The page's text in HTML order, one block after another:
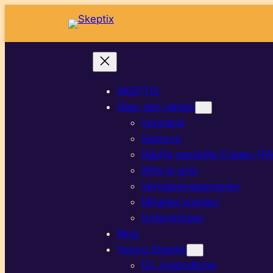
springen
SKEPTIX
Über den Verein
Vorstand
Satzung
Häufig gestellte Fragen
Who is who
Vertrauenspersonen
Mitglied werden
Unterstützen
Blog
Young Skeptix
für Jugendliche